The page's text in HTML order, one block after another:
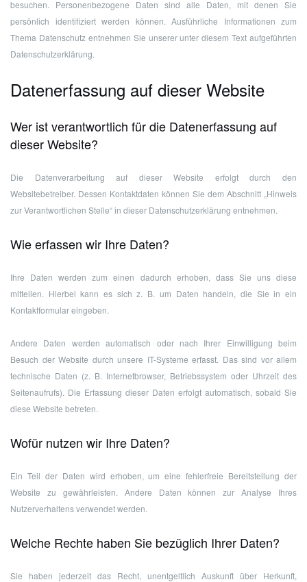
besuchen. Personenbezogene Daten sind alle Daten, mit denen Sie
persönlich identifiziert werden können. Ausführliche Informationen zum
Thema Datenschutz entnehmen Sie unserer unter diesem Text aufgeführten
Datenschutzerklärung.
Datenerfassung auf dieser Website
Wer ist verantwortlich für die Datenerfassung auf
dieser Website?
Die Datenverarbeitung auf dieser Website erfolgt durch den
Websitebetreiber. Dessen Kontaktdaten können Sie dem Abschnitt „Hinweis
zur Verantwortlichen Stelle“ in dieser Datenschutzerklärung entnehmen.
Wie erfassen wir Ihre Daten?
Ihre Daten werden zum einen dadurch erhoben, dass Sie uns diese
mitteilen. Hierbei kann es sich z. B. um Daten handeln, die Sie in ein
Kontaktformular eingeben.
Andere Daten werden automatisch oder nach Ihrer Einwilligung beim
Besuch der Website durch unsere IT-Systeme erfasst. Das sind vor allem
technische Daten (z. B. Internetbrowser, Betriebssystem oder Uhrzeit des
Seitenaufrufs). Die Erfassung dieser Daten erfolgt automatisch, sobald Sie
diese Website betreten.
Wofür nutzen wir Ihre Daten?
Ein Teil der Daten wird erhoben, um eine fehlerfreie Bereitstellung der
Website zu gewährleisten. Andere Daten können zur Analyse Ihres
Nutzerverhaltens verwendet werden.
Welche Rechte haben Sie bezüglich Ihrer Daten?
Sie haben jederzeit das Recht, unentgeltlich Auskunft über Herkunft,